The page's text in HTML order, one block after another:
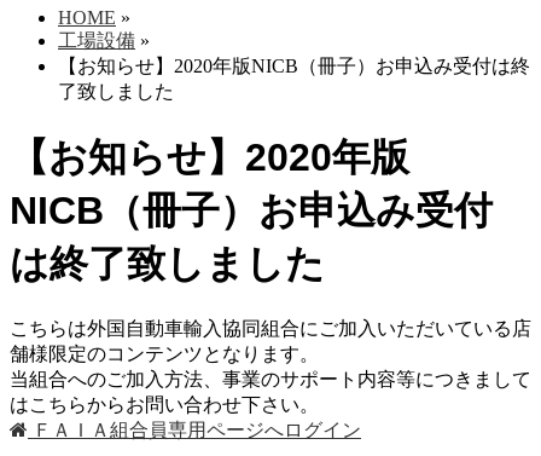
HOME »
工場設備 »
【お知らせ】2020年版NICB（冊子）お申込み受付は終
了致しました
【お知らせ】2020年版
NICB（冊子）お申込み受付
は終了致しました
こちらは外国自動車輸入協同組合にご加入いただいている店
舗様限定のコンテンツとなります。
当組合へのご加入方法、事業のサポート内容等につきまして
はこちらからお問い合わせ下さい。
ＦＡＩＡ組合員専用ページへログイン